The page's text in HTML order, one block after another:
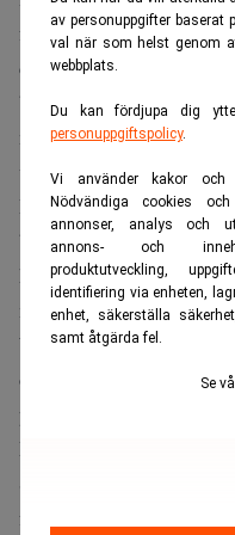
av personuppgifter baserat
val när som helst genom
webbplats.
Du kan fördjupa dig
personuppgiftspolicy.
Vi använder kakor och
Nödvändiga cookies
annonser, analys och
annons- och
produktutveckling,
identifiering via enheten,
enhet, säkerställa
samt åtgärda fel.
Se
frågan om hur man
den demokratiska
besluten inte enbart kan
man måste lyssna på
verksamheterna.
Det är inte politiken som
bättre. Det är proffsen.
kunskap inom polisen,
myndigheter. Vi behöver
Wahl pekar på att
och sin egen situation,
politiken måste lyckas
Från Almedalen till
framgångssagor. Denna